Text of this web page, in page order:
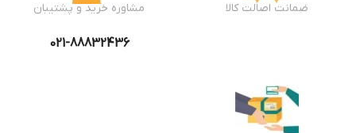
ضمانت اصالت کالا مشاوره خرید و پشتیبان
021-88832436